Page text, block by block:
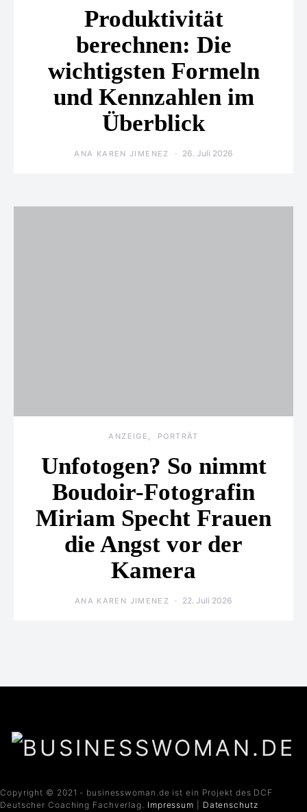
Produktivität
berechnen: Die
wichtigsten Formeln
und Kennzahlen im
Überblick
ANA KAREN JIMENEZ 26. Juli 2026
ANZEIGE PORTRÄT
Unfotogen? So nimmt
Boudoir-Fotografin
Miriam Specht Frauen
die Angst vor der
Kamera
ANA KAREN JIMENEZ 22. Juli 2026
Copyright © 2021 - businesswoman.de ist ein Projekt des DCF
Deutscher Coaching Fachverlag. Impressum Datenschutz